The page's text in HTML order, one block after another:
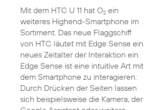
Mit dem HTC U 11 hat O2ein
weiteres Highend-Smartphone im
Sortiment. Das neue Flaggschiff
von HTC läutet mit Edge Sense ein
neues Zeitalter der Interaktion ein.
Edge Sense ist eine intuitive Art mit
dem Smartphone zu interagieren:
Durch Drücken der Seiten lassen
sich beispielsweise die Kamera, der